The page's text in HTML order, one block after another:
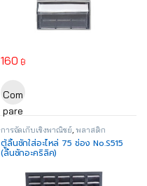
160 ฿
Com
pare
การจัดเก็บเชิงพาณิชย์,พลาสติก
อุตสาหกรรม
ตู้ลิ้นชักใส่อะไหล่ 75 ช่อง No.S515
(ลิ้นชักอะคริลิค)